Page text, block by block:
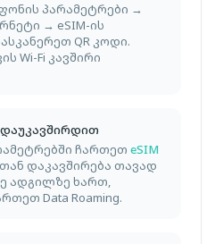
პარამეტრები →
→ eSIM-ის
QR კოდი.
Wi-Fi კავშირი
ჩართეთ eSIM
დაკავშირება თავად
ადგილზე ხართ,
Data Roaming.